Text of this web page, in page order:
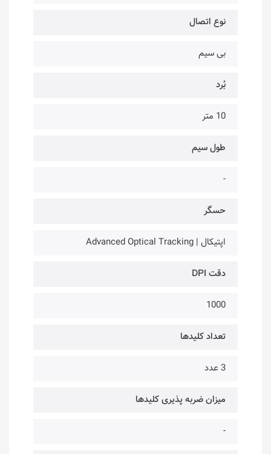
نوع اتصال
بی سیم
بُرد
10 متر
طول سیم
-
حسگر
اپتیکال | Advanced Optical Tracking
دقت DPI
1000
تعداد کلیدها
3 عدد
میزان ضربه پذیری کلیدها
-